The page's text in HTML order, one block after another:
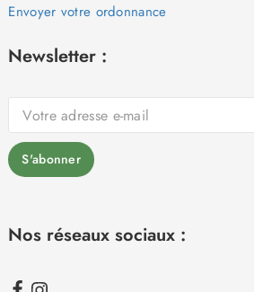
Envoyer votre ordonnance
Newsletter :
Nos réseaux sociaux :